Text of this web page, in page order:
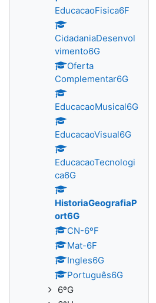
EducacaoFisica6F
CidadaniaDesenvol
vimento6G
Oferta
Complementar6G
EducacaoMusical6G
EducacaoVisual6G
EducacaoTecnologi
ca6G
HistoriaGeografiaP
ort6G
CN-6ºF
Mat-6F
Ingles6G
Português6G
6ºG